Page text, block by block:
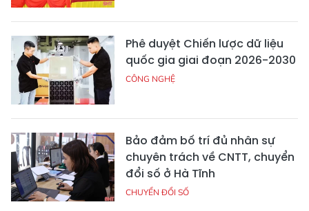
Phê duyệt Chiến lược dữ liệu
quốc gia giai đoạn 2026-2030
CÔNG NGHỆ
Bảo đảm bố trí đủ nhân sự
chuyên trách về CNTT, chuyển
đổi số ở Hà Tĩnh
CHUYỂN ĐỔI SỐ